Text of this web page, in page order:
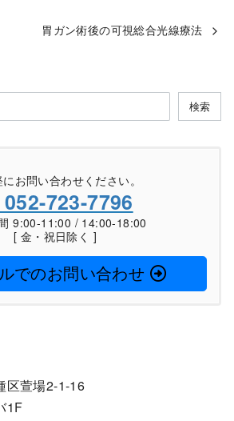
胃ガン術後の可視総合光線療法
検索
お問い合わせください。
052-723-7796
9:00-11:00 / 14:00-18:00
[ 金・祝日除く ]
でのお問い合わせ
区萱場2-1-16
1F